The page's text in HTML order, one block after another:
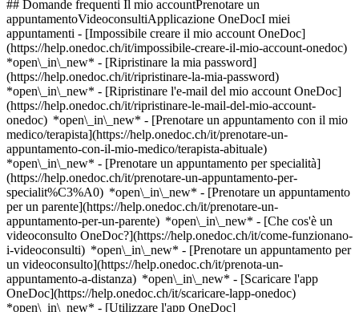
## Domande frequenti Il mio accountPrenotare un
appuntamentoVideoconsultiApplicazione OneDocI miei
appuntamenti - [Impossibile creare il mio account OneDoc]
(https://help.onedoc.ch/it/impossibile-creare-il-mio-account-onedoc)
*open\_in\_new* - [Ripristinare la mia password]
(https://help.onedoc.ch/it/ripristinare-la-mia-password)
*open\_in\_new* - [Ripristinare l'e-mail del mio account OneDoc]
(https://help.onedoc.ch/it/ripristinare-le-mail-del-mio-account-
onedoc) *open\_in\_new* - [Prenotare un appuntamento con il mio
medico/terapista](https://help.onedoc.ch/it/prenotare-un-
appuntamento-con-il-mio-medico/terapista-abituale)
*open\_in\_new* - [Prenotare un appuntamento per specialità]
(https://help.onedoc.ch/it/prenotare-un-appuntamento-per-
specialit%C3%A0) *open\_in\_new* - [Prenotare un appuntamento
per un parente](https://help.onedoc.ch/it/prenotare-un-
appuntamento-per-un-parente) *open\_in\_new* - [Che cos'è un
videoconsulto OneDoc?](https://help.onedoc.ch/it/come-funzionano-
i-videoconsulti) *open\_in\_new* - [Prenotare un appuntamento per
un videoconsulto](https://help.onedoc.ch/it/prenota-un-
appuntamento-a-distanza) *open\_in\_new* - [Scaricare l'app
OneDoc](https://help.onedoc.ch/it/scaricare-lapp-onedoc)
*open\_in\_new* - [Utilizzare l'app OneDoc]